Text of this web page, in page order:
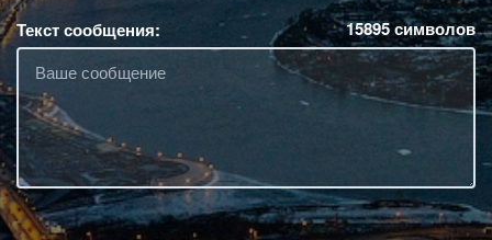
Текст сообщения: 15895символов